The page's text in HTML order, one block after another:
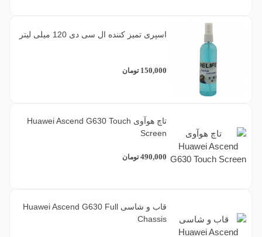
اسپری تمیز کننده ال سی دی 120 میلی لیتر
150,000 تومان
تاچ هوآوی Huawei Ascend G630 Touch
Screen
490,000 تومان
قاب و شاسی Huawei Ascend G630 Full
Chassis